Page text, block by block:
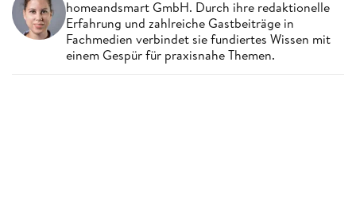
homeandsmart GmbH. Durch ihre redaktionelle
Erfahrung und zahlreiche Gastbeiträge in
Fachmedien verbindet sie fundiertes Wissen mit
einem Gespür für praxisnahe Themen.